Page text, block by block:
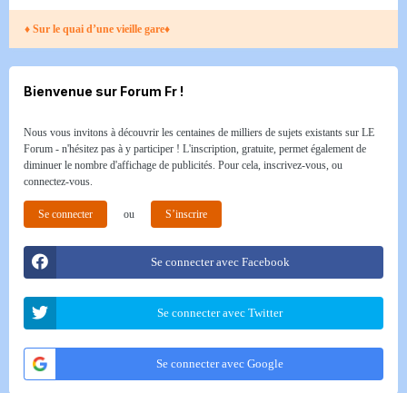
♦ Sur le quai d’une vieille gare♦
Bienvenue sur Forum Fr !
Nous vous invitons à découvrir les centaines de milliers de sujets existants sur LE
Forum - n'hésitez pas à y participer ! L'inscription, gratuite, permet également de
diminuer le nombre d'affichage de publicités. Pour cela, inscrivez-vous, ou
connectez-vous.
Se connecter ou S’inscrire
Se connecter avec Facebook
Se connecter avec Twitter
Se connecter avec Google